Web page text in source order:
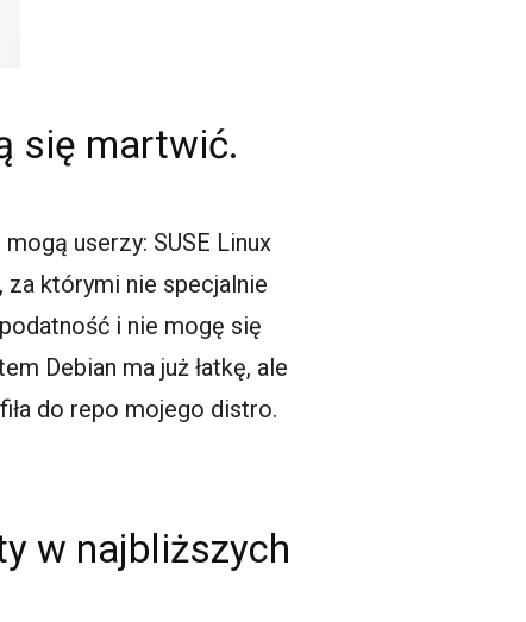
się martwić.
userzy: SUSE Linux
za którymi nie specjalnie
i nie mogę się
Debian ma już łatkę, ale
do repo mojego distro.
w najbliższych